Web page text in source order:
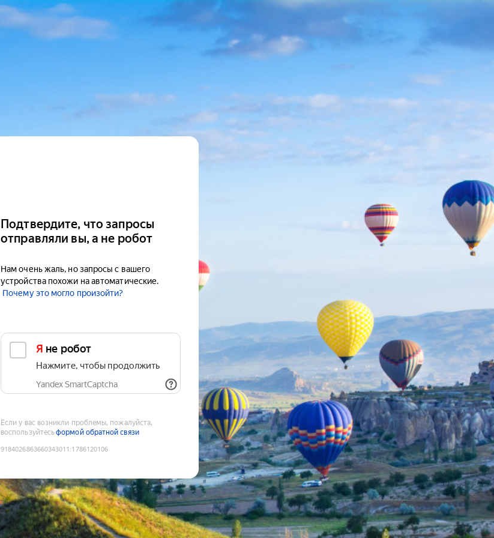
Подтвердите, что запросы
отправляли вы, а не робот
Нам очень жаль, но запросы с вашего
устройства похожи на автоматические.
Почему это могло произойти?
Я не робот
Нажмите, чтобы продолжить
Yandex SmartCaptcha
Если у вас возникли проблемы, пожалуйста,
воспользуйтесьформой обратной связи
9184026863660343011 :1786120106